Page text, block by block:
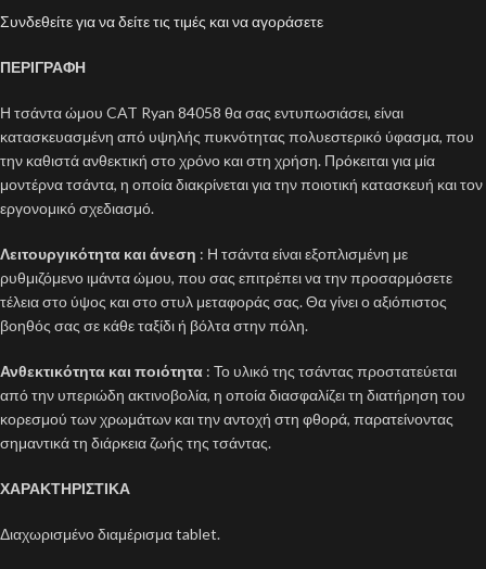
Συνδεθείτε για να δείτε τις τιμές και να αγοράσετε
ΠΕΡΙΓΡΑΦΗ
Η τσάντα ώμου CAT Ryan 84058 θα σας εντυπωσιάσει, είναι
κατασκευασμένη από υψηλής πυκνότητας πολυεστερικό ύφασμα, που
την καθιστά ανθεκτική στο χρόνο και στη χρήση. Πρόκειται για μία
μοντέρνα τσάντα, η οποία διακρίνεται για την ποιοτική κατασκευή και τον
εργονομικό σχεδιασμό.
Λειτουργικότητα και άνεση : Η τσάντα είναι εξοπλισμένη με
ρυθμιζόμενο ιμάντα ώμου, που σας επιτρέπει να την προσαρμόσετε
τέλεια στο ύψος και στο στυλ μεταφοράς σας. Θα γίνει ο αξιόπιστος
βοηθός σας σε κάθε ταξίδι ή βόλτα στην πόλη.
Ανθεκτικότητα και ποιότητα : Το υλικό της τσάντας προστατεύεται
από την υπεριώδη ακτινοβολία, η οποία διασφαλίζει τη διατήρηση του
κορεσμού των χρωμάτων και την αντοχή στη φθορά, παρατείνοντας
σημαντικά τη διάρκεια ζωής της τσάντας.
ΧΑΡΑΚΤΗΡΙΣΤΙΚΑ
Διαχωρισμένο διαμέρισμα tablet.